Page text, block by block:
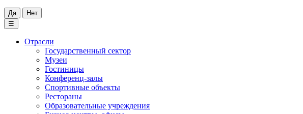
Да
Нет
☰
Отрасли
Государственный сектор
Музеи
Гостиницы
Конференц-залы
Спортивные объекты
Рестораны
Образовательные учреждения